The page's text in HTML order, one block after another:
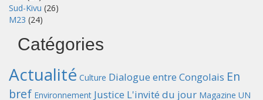
Sud-Kivu (26)
M23 (24)
Catégories
Actualité Culture Dialogue entre Congolais En
bref Environnement Justice L'invité du jour Magazine UN